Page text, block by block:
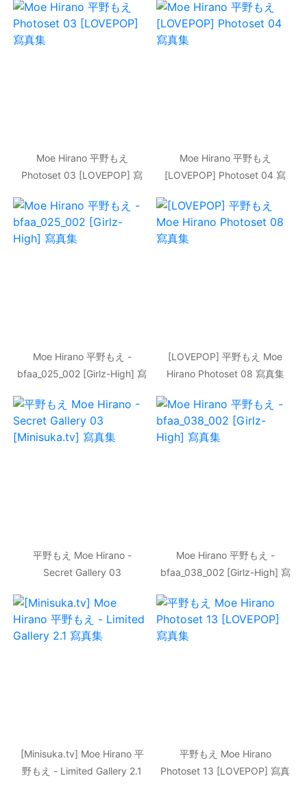
Moe Hirano 平野もえ
Photoset 03 [LOVEPOP] 寫
Moe Hirano 平野もえ
[LOVEPOP] Photoset 04 寫
Moe Hirano 平野もえ -
bfaa_025_002 [Girlz-High] 寫
[LOVEPOP] 平野もえ Moe
Hirano Photoset 08 寫真集
平野もえ Moe Hirano -
Secret Gallery 03
Moe Hirano 平野もえ -
bfaa_038_002 [Girlz-High] 寫
[Minisuka.tv] Moe Hirano 平
野もえ - Limited Gallery 2.1
平野もえ Moe Hirano
Photoset 13 [LOVEPOP] 寫真